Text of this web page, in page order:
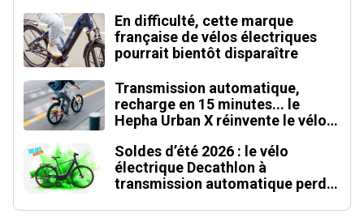
En difficulté, cette marque
française de vélos électriques
pourrait bientôt disparaître
Transmission automatique,
recharge en 15 minutes... le
Hepha Urban X réinvente le vélo
Soldes d’été 2026 : le vélo
électrique Decathlon à
transmission automatique perd